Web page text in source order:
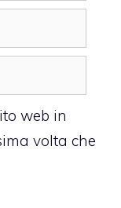
web in
volta che